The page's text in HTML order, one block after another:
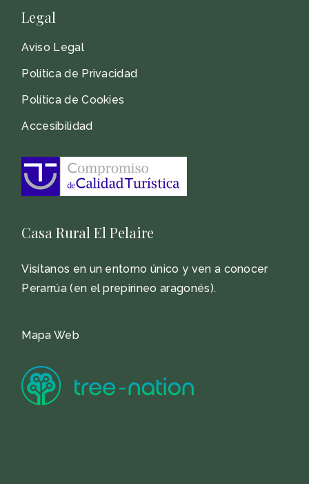
Legal
Aviso Legal
Política de Privacidad
Política de Cookies
Accesibilidad
Casa Rural El Pelaire
Visítanos en un entorno único y ven a conocer
Perarrúa (en el prepirineo aragonés).
Mapa Web